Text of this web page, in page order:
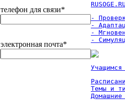
телефон для связи*
электронная почта*
-
-
-
-
Темы и
Домашние